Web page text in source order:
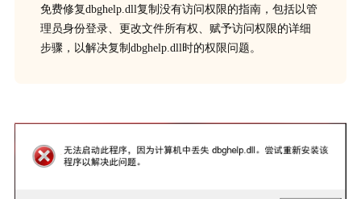
免费修复dbghelp.dll复制没有访问权限的指南，包括以管
理员身份登录、更改文件所有权、赋予访问权限的详细
步骤，以解决复制dbghelp.dll时的权限问题。